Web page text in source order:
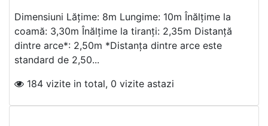
Dimensiuni Lățime: 8m Lungime: 10m Înălțime la
coamă: 3,30m Înălțime la tiranți: 2,35m Distanță
dintre arce*: 2,50m *Distanța dintre arce este
standard de 2,50...
184 vizite in total, 0 vizite astazi